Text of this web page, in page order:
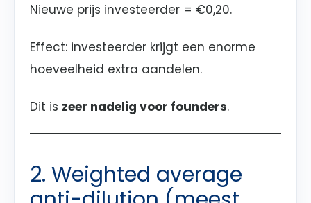
Nieuwe prijs investeerder = €0,20.
Effect: investeerder krijgt een enorme
hoeveelheid extra aandelen.
Dit is zeer nadelig voor founders.
2. Weighted average